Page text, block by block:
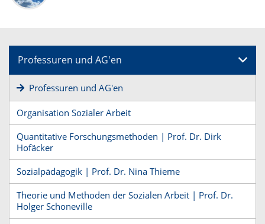
Professuren und AG'en
Professuren und AG'en
Organisation Sozialer Arbeit
Quantitative Forschungsmethoden | Prof. Dr. Dirk
Hofäcker
Sozialpädagogik | Prof. Dr. Nina Thieme
Theorie und Methoden der Sozialen Arbeit | Prof. Dr.
Holger Schoneville